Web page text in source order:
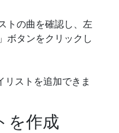
トの曲を確認し、左
ボタンをクリックし
リストを追加できま
を作成